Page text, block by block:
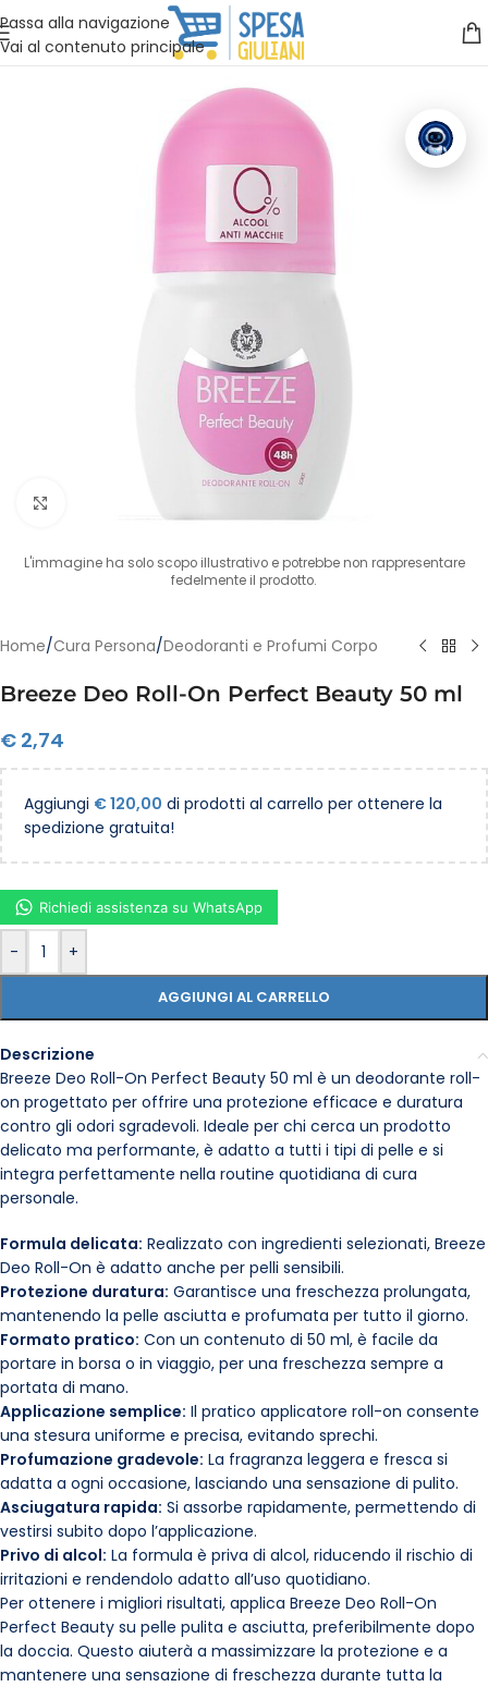
Passa alla navigazione
Vai al contenuto principale
Vuoi assistenza?Clicca qui e ti richiamiamo noi
L'immagine ha solo scopo illustrativo e potrebbe non rappresentare
fedelmente il prodotto.
Home/Cura Persona/Deodoranti e Profumi Corpo
Breeze Deo Roll-On Perfect Beauty 50 ml
€ 2,74
Aggiungi €120,00 di prodotti al carrello per ottenere la
spedizione gratuita!
- +
AGGIUNGI AL CARRELLO
Richiedi assistenza su WhatsApp
Descrizione
Breeze Deo Roll-On Perfect Beauty 50 ml è un deodorante roll-
on progettato per offrire una protezione efficace e duratura
contro gli odori sgradevoli. Ideale per chi cerca un prodotto
delicato ma performante, è adatto a tutti i tipi di pelle e si
integra perfettamente nella routine quotidiana di cura
personale.
Formula delicata: Realizzato con ingredienti selezionati, Breeze
Deo Roll-On è adatto anche per pelli sensibili.
Protezione duratura: Garantisce una freschezza prolungata,
mantenendo la pelle asciutta e profumata per tutto il giorno.
Formato pratico: Con un contenuto di 50 ml, è facile da
portare in borsa o in viaggio, per una freschezza sempre a
portata di mano.
Applicazione semplice: Il pratico applicatore roll-on consente
una stesura uniforme e precisa, evitando sprechi.
Profumazione gradevole: La fragranza leggera e fresca si
adatta a ogni occasione, lasciando una sensazione di pulito.
Asciugatura rapida: Si assorbe rapidamente, permettendo di
vestirsi subito dopo l’applicazione.
Privo di alcol: La formula è priva di alcol, riducendo il rischio di
irritazioni e rendendolo adatto all’uso quotidiano.
Per ottenere i migliori risultati, applica Breeze Deo Roll-On
Perfect Beauty su pelle pulita e asciutta, preferibilmente dopo
la doccia. Questo aiuterà a massimizzare la protezione e a
mantenere una sensazione di freschezza durante tutta la